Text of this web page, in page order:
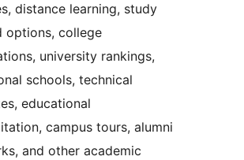
distance learning, study
options, college
university rankings,
schools, technical
educational
campus tours, alumni
and other academic